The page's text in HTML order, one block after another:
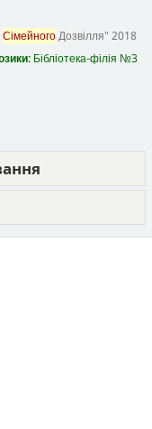
СімейногоДозвілля" 2018
Бібліотека-філія №3